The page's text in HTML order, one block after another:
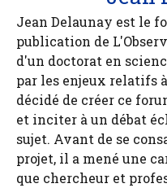
Jean Delaunay est le
publication de
d'un doctorat en
par les enjeux relatifs
décidé de créer ce
et inciter à un débat
sujet. Avant de se
projet, il a mené une
que chercheur et